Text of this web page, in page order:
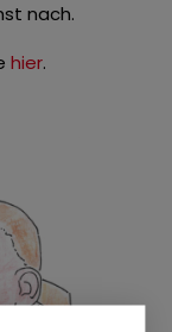
nach.
hier.